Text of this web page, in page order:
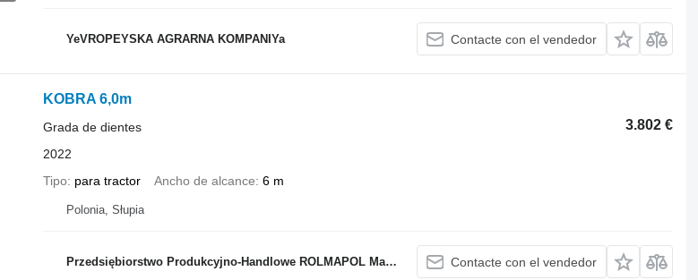
YeVROPEYSKA AGRARNA KOMPANIYa Contacte con el vendedor
KOBRA 6,0m
3.802 €
Grada de dientes
2022
Tipo
para tractor Ancho de alcance 6 m
Polonia, Słupia
Przedsiębiorstwo Produkcyjno-Handlowe ROLMAPOL Marcin Dziekan Contacte con el vendedor